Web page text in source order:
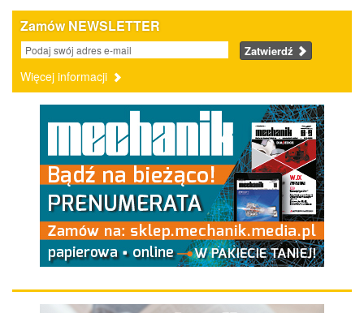
Zamów NEWSLETTER
Zatwierdź
Więcej informacji